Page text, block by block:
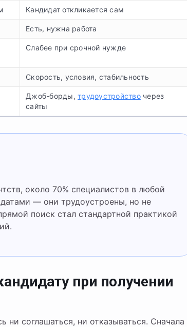
Кандидат откликается сам
Есть, нужна работа
Слабее при срочной нужде
Скорость, условия, стабильность
Джоб-борды,трудоустройствочерез
сайты
— они трудоустроены, но не
поиск стал стандартной практикой
при получении
соглашаться, ни отказываться. Сначала